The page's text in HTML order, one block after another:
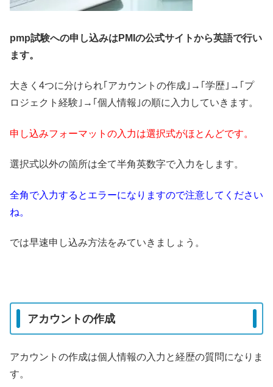
pmp試験への申し込みはPMIの公式サイトから英語で行い
ます。
大きく4つに分けられ｢アカウントの作成｣→｢学歴｣→｢プ
ロジェクト経験｣→｢個人情報｣の順に入力していきます。
申し込みフォーマットの入力は選択式がほとんどです。
選択式以外の箇所は全て半角英数字で入力をします。
全角で入力するとエラーになりますので注意してください
ね。
では早速申し込み方法をみていきましょう。
アカウントの作成
アカウントの作成は個人情報の入力と経歴の質問になりま
す。